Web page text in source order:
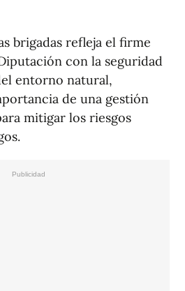
brigadas refleja el firme
con la seguridad
entorno natural,
de una gestión
mitigar los riesgos